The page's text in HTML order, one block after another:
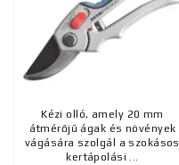
Kézi olló, amely 20 mm
átmérőjű ágak és növények
vágására szolgál a szokásos
kertápolási ...